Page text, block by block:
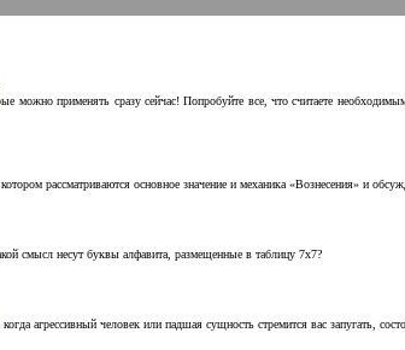
можно применять сразу сейчас! Попробуйте все, что считаете
рассматриваются основное значение и механика «Вознесения» и
смысл несут буквы алфавита, размещенные в таблицу 7х7?
агрессивный человек или падшая сущность стремится вас запугать,